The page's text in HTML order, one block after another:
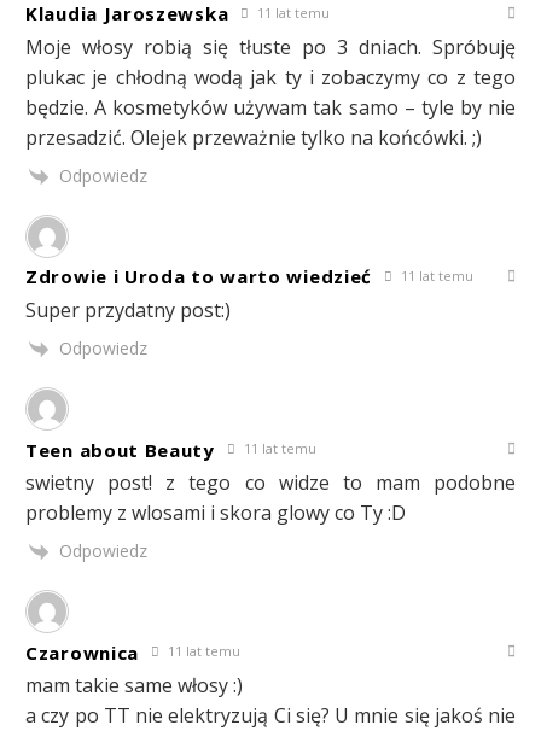
Klaudia Jaroszewska 11 lat temu
Moje włosy robią się tłuste po 3 dniach. Spróbuję
plukac je chłodną wodą jak ty i zobaczymy co z tego
będzie. A kosmetyków używam tak samo – tyle by nie
przesadzić. Olejek przeważnie tylko na końcówki. ;)
Odpowiedz
Zdrowie i Uroda to warto wiedzieć 11 lat temu
Super przydatny post:)
Odpowiedz
Teen about Beauty 11 lat temu
swietny post! z tego co widze to mam podobne
problemy z wlosami i skora glowy co Ty :D
Odpowiedz
Czarownica 11 lat temu
mam takie same włosy :)
a czy po TT nie elektryzują Ci się? U mnie się jakoś nie